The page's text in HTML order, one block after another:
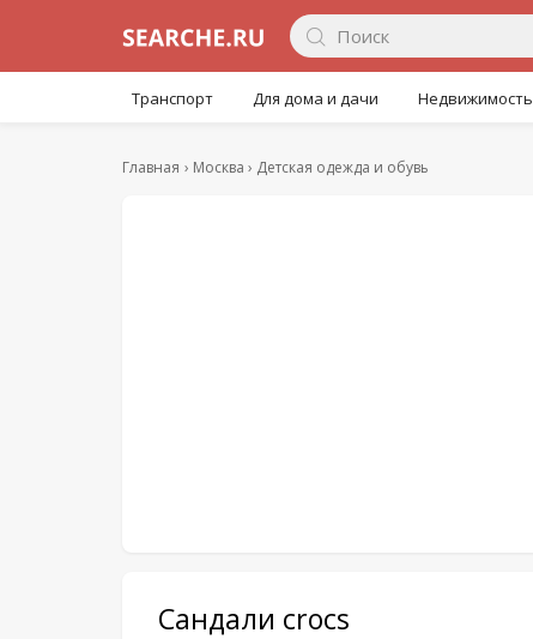
Транспорт Для дома и дачи Недвижимость
Главная Москва Детская одежда и обувь
Сандали crocs